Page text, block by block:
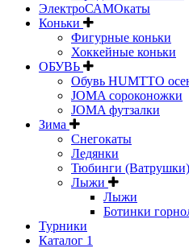
ЭлектроСАМОкаты
Коньки
Фигурные коньки
Хоккейные коньки
ОБУВЬ
Обувь HUMTTO
JOMA сороконожки
JOMA футзалки
Зима
Снегокаты
Ледянки
Тюбинги (Ватрушки)
Лыжи
Лыжи
Ботинки
Турники
Каталог 1